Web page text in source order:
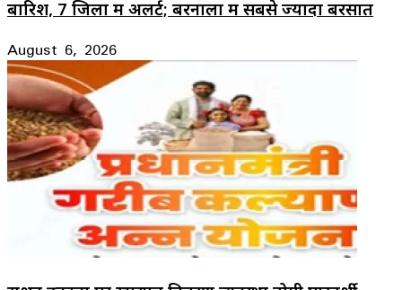
बारिश, 7 जिलों में अलर्ट; बरनाला में सबसे ज्यादा बरसात
August 6, 2026